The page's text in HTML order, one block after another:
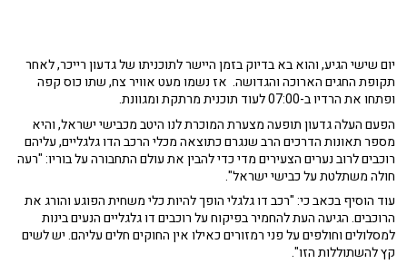
יום שישי הגיע, והוא בא בדיוק בזמן היישר לתוכניתו של גדעון רייכר, לאחר
תקופת החגים הארוכה והגדושה. אז נשמו מעט אוויר צח, שתו כוס קפה
ופתחו את הרדיו ב-07:00 לעוד תוכנית מרתקת ומגוונת.
הפעם העלה גדעון תופעה מצערת המוכרת לנו היטב מכבישי ישראל, והיא
מספר תאונות הדרכים הרב שנגרם כתוצאה מכלי הרכב הדו גלגליים, עליהם
רוכבים לרוב נערים הצעירים מדי כדי להבין את עולם התחבורה על בוריו: "רעה
חולה משתלטת על כבישי ישראל".
עוד הוסיף בכאב כי: "רכב דו גלגלי הופך להיות כלי משחית הפוגע והורג את
הרוכבים. הגיעה העת להחמיר בפיקוח על רוכבים דו גלגליים הנעים בינות
למסלולים וחולפים על פני רמזורים כאילו אין החוקים חלים עליהם. יש לשים
קץ להשתוללות הזו".